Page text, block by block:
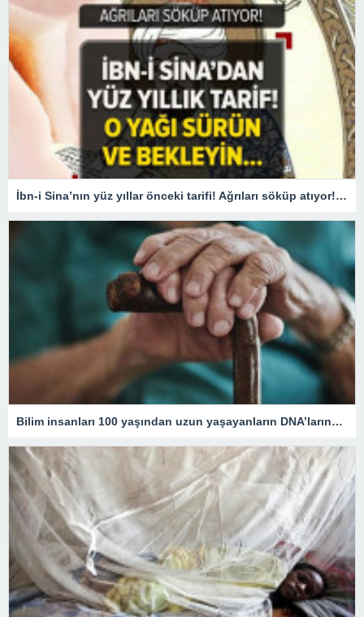
İbn-i Sina’nın yüz yıllar önceki tarifi! Ağrıları söküp atıyor! O yağı sürün ve bekleyin
Bilim insanları 100 yaşından uzun yaşayanların DNA’larındaki kritik özelliği tespit etti